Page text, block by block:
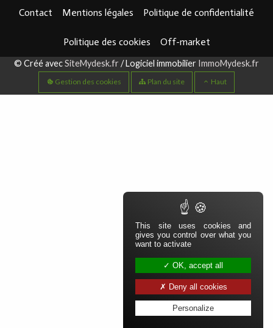
Contact Mentions légales Politique de confidentialité
Politique des cookies
Off-market
Aparté basse
© Créé avecSiteMydesk.fr / Logiciel immobilier ImmoMydesk.fr
Gestion des cookies Plan du site Haut
This site uses cookies and
gives you control over what you
want to activate
OK, accept all
Deny all cookies
Personalize